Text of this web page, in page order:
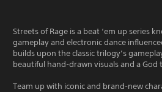
Streets of Rage is a beat ‘em up series
gameplay and electronic dance
builds upon the classic trilogy’s
beautiful hand-drawn visuals and a God
Team up with iconic and brand-new